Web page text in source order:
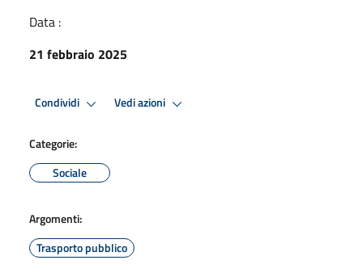
Data :
21 febbraio 2025
Condividi Vedi azioni
Categorie:
Sociale
Argomenti:
Trasporto pubblico